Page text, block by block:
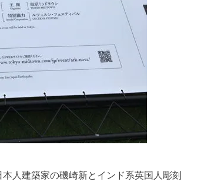
人建築家の磯崎新とインド系英国人彫刻